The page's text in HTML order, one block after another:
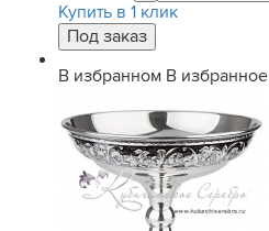
Купить в 1 клик
В избранном В избранное